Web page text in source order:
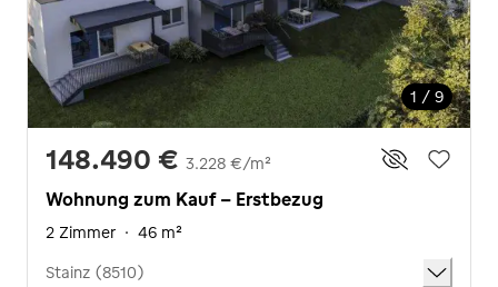
1 / 9
148.490 € 3.228 €/m²
Wohnung zum Kauf - Erstbezug
2 Zimmer · 46 m²
Stainz (8510)